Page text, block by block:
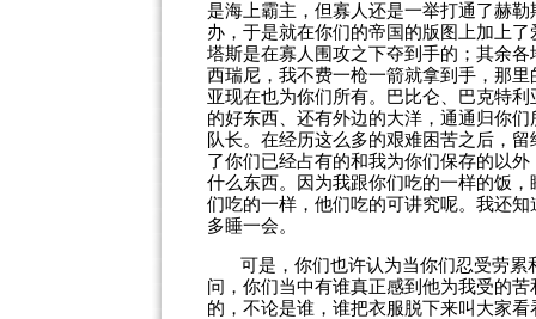
是海上霸主，但寡人还是一举打通了赫
办，于是就在你们的帝国的版图上加上
塔斯是在寡人围攻之下夺到手的；其余
西瑞尼，我不费一枪一箭就拿到手，那
亚现在也为你们所有。巴比仑、巴克特
的好东西、还有外边的大洋，通通归你
队长。在经历这么多的艰难困苦之后，
了你们已经占有的和我为你们保存的以
什么东西。因为我跟你们吃的一样的饭
们吃的一样，他们吃的可讲究呢。我还
多睡一会。
可是，你们也许认为当你们忍受劳
问，你们当中有谁真正感到他为我受的
的，不论是谁，谁把衣服脱下来叫大家